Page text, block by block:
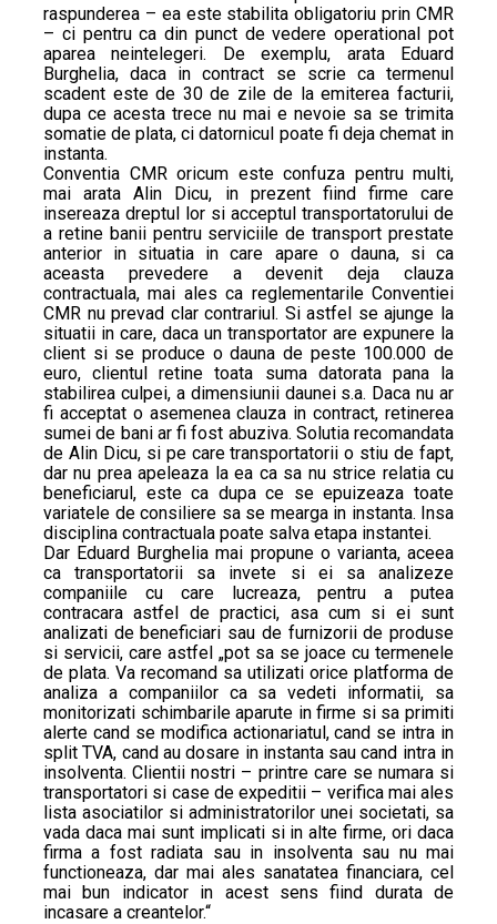
raspunderea – ea este stabilita obligatoriu prin CMR
– ci pentru ca din punct de vedere operational pot
aparea neintelegeri. De exemplu, arata Eduard
Burghelia, daca in contract se scrie ca termenul
scadent este de 30 de zile de la emiterea facturii,
dupa ce acesta trece nu mai e nevoie sa se trimita
somatie de plata, ci datornicul poate fi deja chemat in
instanta.
Conventia CMR oricum este confuza pentru multi,
mai arata Alin Dicu, in prezent fiind firme care
insereaza dreptul lor si acceptul transportatorului de
a retine banii pentru serviciile de transport prestate
anterior in situatia in care apare o dauna, si ca
aceasta prevedere a devenit deja clauza
contractuala, mai ales ca reglementarile Conventiei
CMR nu prevad clar contrariul. Si astfel se ajunge la
situatii in care, daca un transportator are expunere la
client si se produce o dauna de peste 100.000 de
euro, clientul retine toata suma datorata pana la
stabilirea culpei, a dimensiunii daunei s.a. Daca nu ar
fi acceptat o asemenea clauza in contract, retinerea
sumei de bani ar fi fost abuziva. Solutia recomandata
de Alin Dicu, si pe care transportatorii o stiu de fapt,
dar nu prea apeleaza la ea ca sa nu strice relatia cu
beneficiarul, este ca dupa ce se epuizeaza toate
variatele de consiliere sa se mearga in instanta. Insa
disciplina contractuala poate salva etapa instantei.
Dar Eduard Burghelia mai propune o varianta, aceea
ca transportatorii sa invete si ei sa analizeze
companiile cu care lucreaza, pentru a putea
contracara astfel de practici, asa cum si ei sunt
analizati de beneficiari sau de furnizorii de produse
si servicii, care astfel „pot sa se joace cu termenele
de plata. Va recomand sa utilizati orice platforma de
analiza a companiilor ca sa vedeti informatii, sa
monitorizati schimbarile aparute in firme si sa primiti
alerte cand se modifica actionariatul, cand se intra in
split TVA, cand au dosare in instanta sau cand intra in
insolventa. Clientii nostri – printre care se numara si
transportatori si case de expeditii – verifica mai ales
lista asociatilor si administratorilor unei societati, sa
vada daca mai sunt implicati si in alte firme, ori daca
firma a fost radiata sau in insolventa sau nu mai
functioneaza, dar mai ales sanatatea financiara, cel
mai bun indicator in acest sens fiind durata de
incasare a creantelor.“